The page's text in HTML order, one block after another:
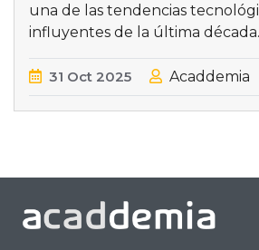
una de las tendencias
influyentes de la última
31 Oct 2025 Acaddemia